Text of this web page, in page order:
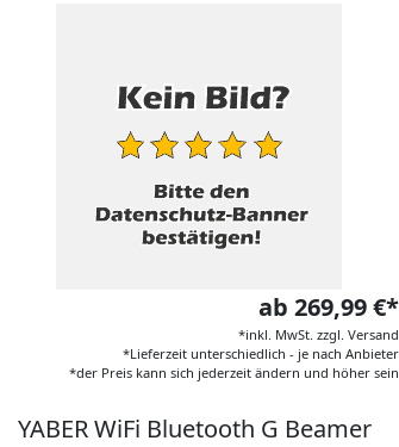
ab 269,99 €*
*inkl. MwSt. zzgl. Versand
*Lieferzeit unterschiedlich - je nach Anbieter
*der Preis kann sich jederzeit ändern und höher sein
YABER WiFi Bluetooth G Beamer